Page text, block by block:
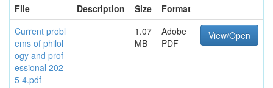
File
Description Size
Format
Current probl
ems of philol
ogy and prof
essional 202
5 4.pdf
1.07
MB
Adobe
PDF
View/Open